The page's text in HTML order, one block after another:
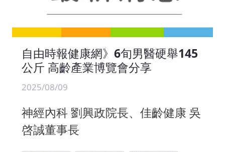
自由時報健康網》6旬男醫硬舉145
公斤 高齡產業博覽會分享
2025/08/09
神經內科 劉興政院長、佳齡健康 吳
啓誠董事長